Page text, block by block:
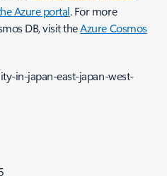
Azure portal. For more
DB, visit theAzure Cosmos
in-japan-east-japan-west-